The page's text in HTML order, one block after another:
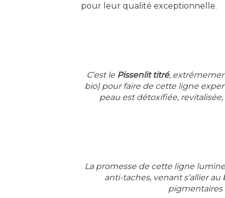
pour leur qualité exceptionnelle.
C’est le Pissenlit titré,
bio) pour faire de cette ligne
peau est détoxifiée,
La promesse de cette ligne
anti-taches, venant s’allier
pigmentaires